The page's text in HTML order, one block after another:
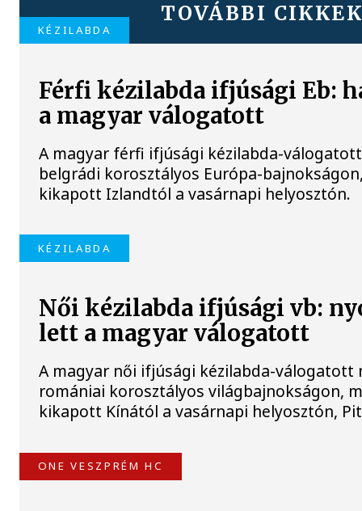
TOVÁBBI CIKKEK
KÉZILABDA
Férfi kézilabda ifjúsági Eb:
a magyar válogatott
A magyar férfi ifjúsági kézilabda-
belgrádi korosztályos Európa-
kikapott Izlandtól a vasárnapi helyosztón.
KÉZILABDA
Női kézilabda ifjúsági vb:
lett a magyar válogatott
A magyar női ifjúsági kézilabda-válogatott
romániai korosztályos világbajnokságon,
kikapott Kínától a vasárnapi helyosztón,
ONE VESZPRÉM HC